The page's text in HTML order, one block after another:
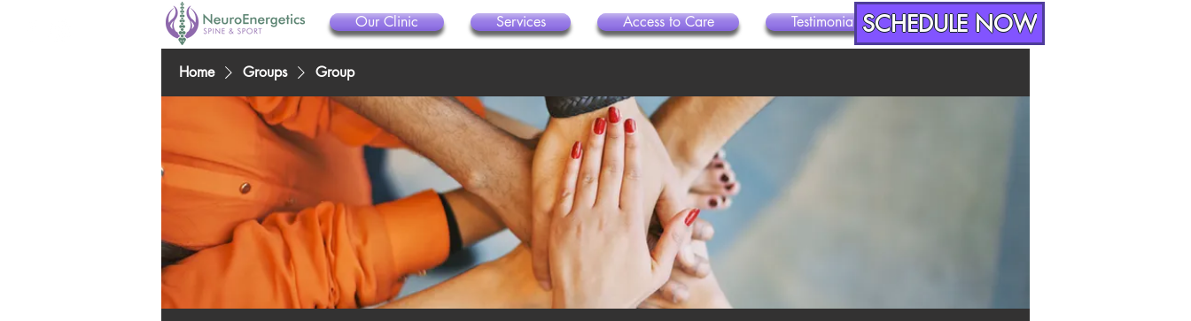
SCHEDULE NOW
Our Clinic Services Access to Care Testimonials Contact
Home Groups Group